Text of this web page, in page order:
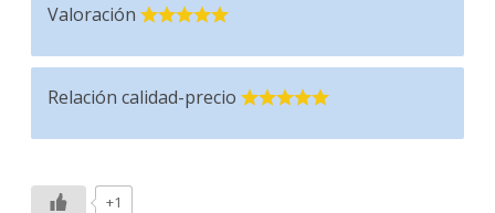
Valoración
Relación calidad-precio
+1